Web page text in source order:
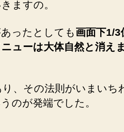
ますの。
ったとしても 画面下1/3
ューは大体自然と消え
、その法則がいまいち
のが発端でした。